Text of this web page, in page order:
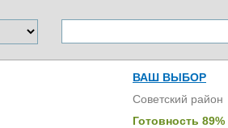
ВАШ ВЫБОР
Советский район
Готовность 89%